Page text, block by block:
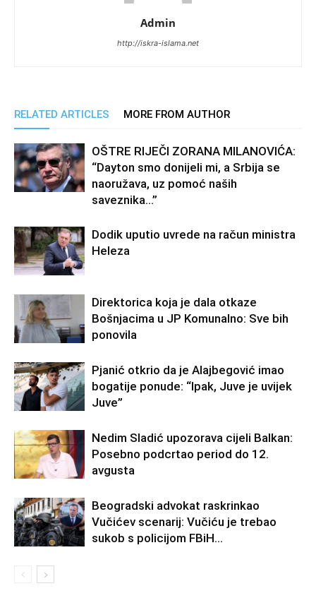
Admin
http://iskra-islama.net
RELATED ARTICLES MORE FROM AUTHOR
OŠTRE RIJEČI ZORANA MILANOVIĆA:
“Dayton smo donijeli mi, a Srbija se
naoružava, uz pomoć naših
saveznika…”
Dodik uputio uvrede na račun ministra
Heleza
Direktorica koja je dala otkaze
Bošnjacima u JP Komunalno: Sve bih
ponovila
Pjanić otkrio da je Alajbegović imao
bogatije ponude: “Ipak, Juve je uvijek
Juve”
Nedim Sladić upozorava cijeli Balkan:
Posebno podcrtao period do 12.
avgusta
Beogradski advokat raskrinkao
Vučićev scenarij: Vučiću je trebao
sukob s policijom FBiH…